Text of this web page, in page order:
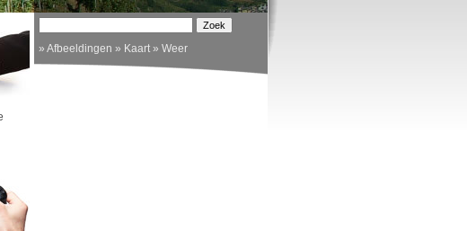
» Afbeeldingen » Kaart » Weer